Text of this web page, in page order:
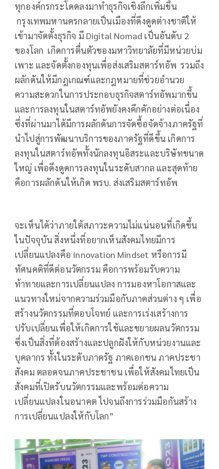
ทุกองค์กรกระโดดลงมาทำธุรกิจเชิงลึกเพิ่มขึ้น
กรุงเทพมหานครกลายเป็นเมืองที่ดึงดูดต่างชาติให้
เข้ามาจัดตั้งธุรกิจ มี Digital Nomad เป็นอันดับ 2
ของโลก เกิดการตื่นตัวของมหาวิทยาลัยที่มีหน่วยบ่ม
เพาะ และจัดตั้งกองทุนเพื่อส่งเสริมสตาร์ทอัพ รวมถึง
ผลักดันให้มีกฎเกณฑ์และกฎหมายที่ช่วยอำนวย
ความสะดวกในการประกอบธุรกิจสตาร์ทอัพมากขึ้น
และการลงทุนในสตาร์ทอัพยังคงคึกคักอย่างต่อเนื่อง
ซึ่งที่ผ่านมาได้มีการผลักดันการจัดซื้อจัดจ้างภาครัฐที่
นำไปสู่การพัฒนาบริการของภาครัฐที่ดีขึ้น เกิดการ
ลงทุนในสตาร์ทอัพทั้งนักลงทุนอิสระและบริษัทขนาด
ใหญ่ เพื่อดึงดูดการลงทุนในระดับสากล และสุดท้าย
คือการผลักดันให้เกิด พรบ. ส่งเสริมสตาร์ทอัพ
จะเห็นได้ว่าภายใต้สภาวะความไม่แน่นอนที่เกิดขึ้น
ในปัจจุบัน สิ่งหนึ่งที่อยากเห็นสังคมไทยมีการ
เปลี่ยนแปลงคือ Innovation Mindset หรือการมี
ทัศนคติที่ดีต่อนวัตกรรม คือการพร้อมรับความ
ท้าทายและการเปลี่ยนแปลง การมองหาโอกาสและ
แนวทางใหม่จากความร่วมมือกับภาคส่วนต่าง ๆ เพื่อ
สร้างนวัตกรรมที่ตอบโจทย์ และการเร่งเสร้างการ
ปรับเปลี่ยนเพื่อให้เกิดการใช้และขยายผลนวัตกรรม
ซึ่งเป็นสิ่งที่ต้องสร้างและปลูกฝังให้กับหน่วยงานและ
บุคลากร ทั้งในระดับภาครัฐ ภาคเอกชน ภาคประชา
สังคม ตลอดจนภาคประชาชน เพื่อให้สังคมไทยเป็น
สังคมที่เปิดรับนวัตกรรมและพร้อมต่อความ
เปลี่ยนแปลงในอนาคต ไปจนถึงการร่วมมือกันสร้าง
การเปลี่ยนแปลงให้กับโลก”